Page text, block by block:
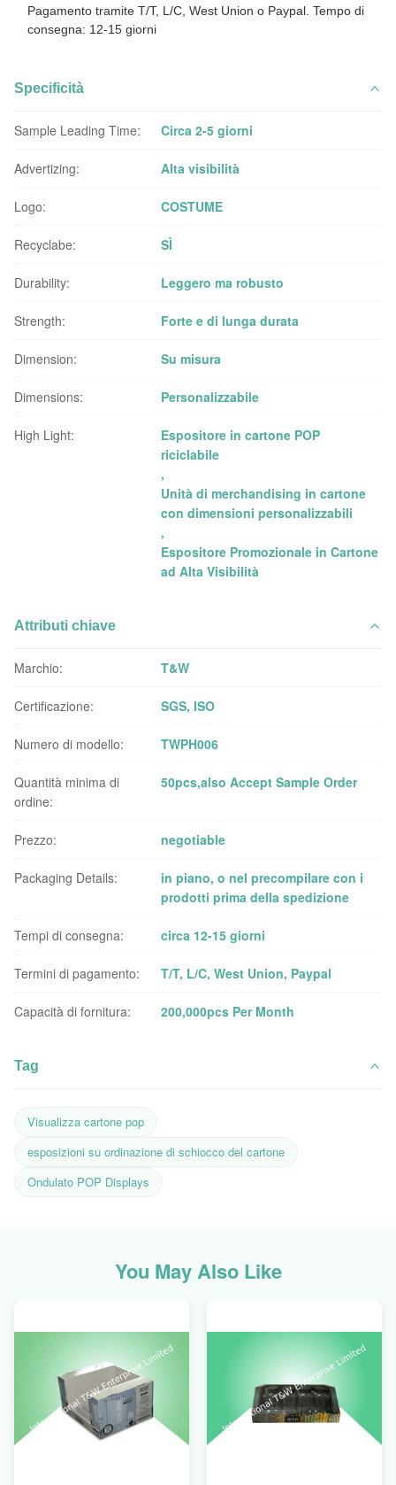
Pagamento tramite T/T, L/C, West Union o Paypal. Tempo di
consegna: 12-15 giorni
Specificità
Sample Leading Time: Circa 2-5 giorni
Advertizing: Alta visibilità
Logo: COSTUME
Recyclabe: SÌ
Durability: Leggero ma robusto
Strength: Forte e di lunga durata
Dimension: Su misura
Dimensions: Personalizzabile
High Light:
Espositore in cartone POP
riciclabile
,
Unità di merchandising in cartone
con dimensioni personalizzabili
,
Espositore Promozionale in Cartone
ad Alta Visibilità
Attributi chiave
Marchio: T&W
Certificazione: SGS, ISO
Numero di modello: TWPH006
Quantità minima di
ordine:
50pcs,also Accept Sample Order
Prezzo: negotiable
Packaging Details:
in piano, o nel precompilare con i
prodotti prima della spedizione
Tempi di consegna: circa 12-15 giorni
Termini di pagamento: T/T, L/C, West Union, Paypal
Capacità di fornitura: 200,000pcs Per Month
Tag
Visualizza cartone pop
esposizioni su ordinazione di schiocco del cartone
Ondulato POP Displays
You May Also Like